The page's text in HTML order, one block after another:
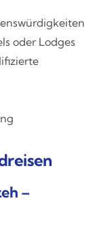
oder Lodges
–